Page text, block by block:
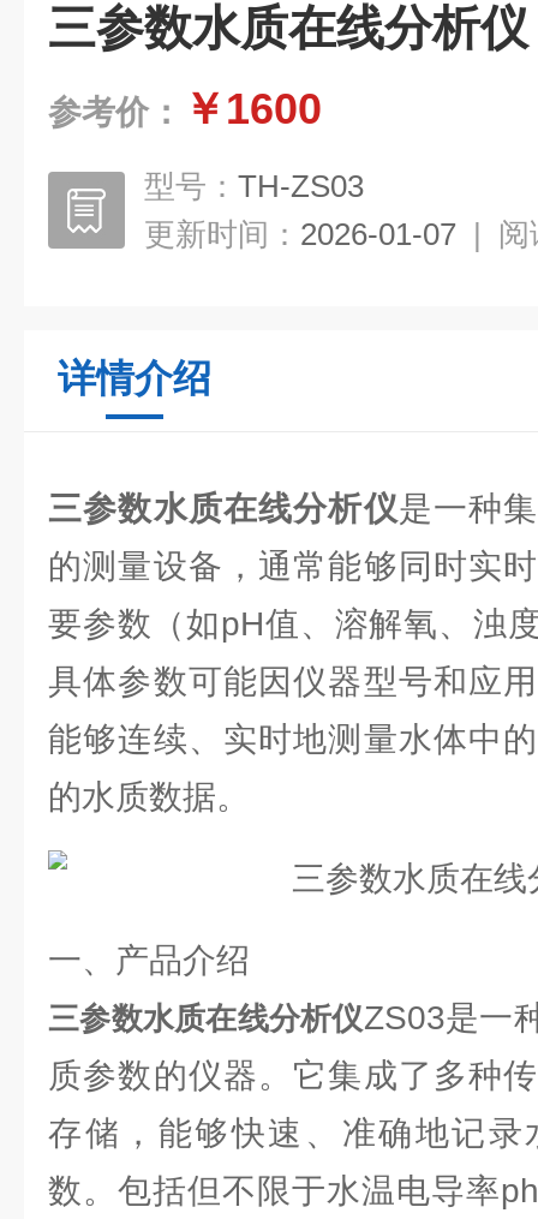
三参数水质在线分析仪
参考价： ￥1600
型号： TH-ZS03
更新时间： 2026-01-07 | 阅
详情介绍
三参数水质在线分析仪是一种
的测量设备，通常能够同时实
要参数（如pH值、溶解氧、浊
具体参数可能因仪器型号和应
能够连续、实时地测量水体中
的水质数据。
一、产品介绍
三参数水质在线分析仪ZS03是一
质参数的仪器。它集成了多种
存储，能够快速、准确地记录
数。包括但不限于水温电导率